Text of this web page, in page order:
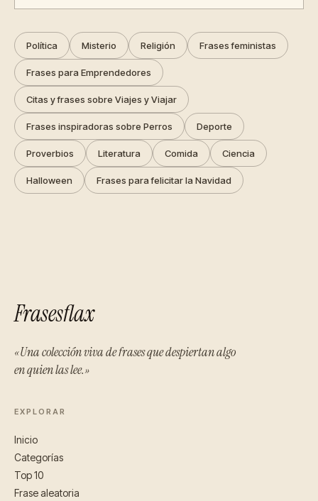
Política Misterio Religión Frases feministas
Frases para Emprendedores
Citas y frases sobre Viajes y Viajar
Frases inspiradoras sobre Perros Deporte
Proverbios Literatura Comida Ciencia
Halloween Frases para felicitar la Navidad
Frasesflax
«Una colección viva de frases que despiertan algo
en quien las lee.»
EXPLORAR
Inicio
Categorías
Top 10
Frase aleatoria